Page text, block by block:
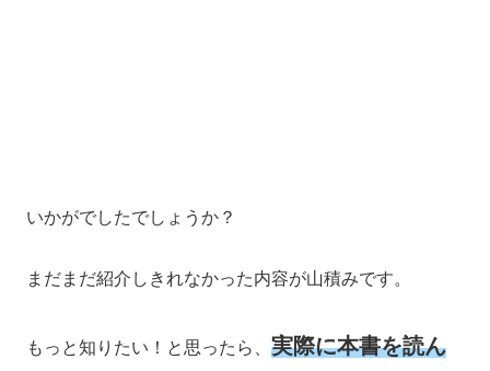
いかがでしたでしょうか？
まだまだ紹介しきれなかった内容が山積みです。
もっと知りたい！と思ったら、 実際に本書を読ん